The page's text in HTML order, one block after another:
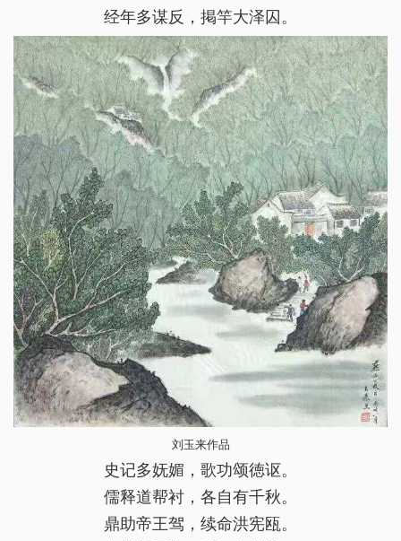
经年多谋反，掲竿大泽囚。
刘玉来作品
史记多妩媚，歌功颂徳讴。
儒释道帮衬，各自有千秋。
鼎助帝王驾，续命洪宪瓯。